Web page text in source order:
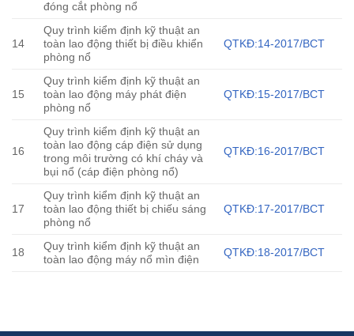
đóng cắt phòng nổ
14
Quy trình kiểm định kỹ thuật an
toàn lao động thiết bị điều khiển
phòng nổ
QTKĐ:14-2017/BCT
15
Quy trình kiểm định kỹ thuật an
toàn lao động máy phát điện
phòng nổ
QTKĐ:15-2017/BCT
16
Quy trình kiểm định kỹ thuật an
toàn lao động cáp điện sử dụng
trong môi trường có khí cháy và
bụi nổ (cáp điện phòng nổ)
QTKĐ:16-2017/BCT
17
Quy trình kiểm định kỹ thuật an
toàn lao động thiết bị chiếu sáng
phòng nổ
QTKĐ:17-2017/BCT
18
Quy trình kiểm định kỹ thuật an
toàn lao động máy nổ mìn điện
QTKĐ:18-2017/BCT